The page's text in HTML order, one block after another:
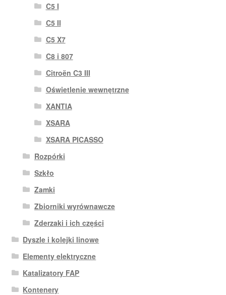
C5 I
C5 II
C5 X7
C8 i 807
Citroën C3 III
Oświetlenie wewnętrzne
XANTIA
XSARA
XSARA PICASSO
Rozpórki
Szkło
Zamki
Zbiorniki wyrównawcze
Zderzaki i ich części
Dyszle i kolejki linowe
Elementy elektryczne
Katalizatory FAP
Kontenery